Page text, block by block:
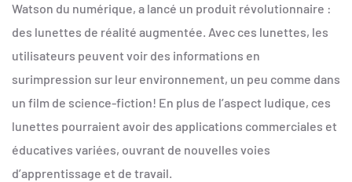
Watson du numérique, a lancé un produit révolutionnaire :
des lunettes de réalité augmentée. Avec ces lunettes, les
utilisateurs peuvent voir des informations en
surimpression sur leur environnement, un peu comme dans
un film de science-fiction! En plus de l’aspect ludique, ces
lunettes pourraient avoir des applications commerciales et
éducatives variées, ouvrant de nouvelles voies
d’apprentissage et de travail.